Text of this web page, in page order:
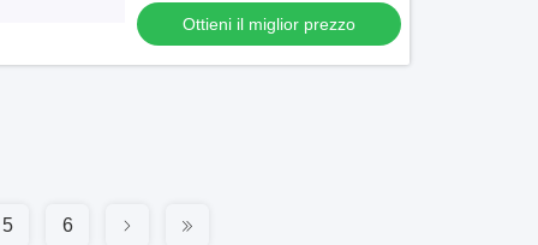
Ottieni il miglior prezzo
5 6